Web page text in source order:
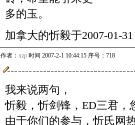
多的玉。
加拿大的忻毅于2007-01-31
作者： xzp 时间 2007-2-1 10:44:15 序号：718
我来说两句，
忻毅，忻剑锋，ED三君，
由于你们的参与，忻氏网